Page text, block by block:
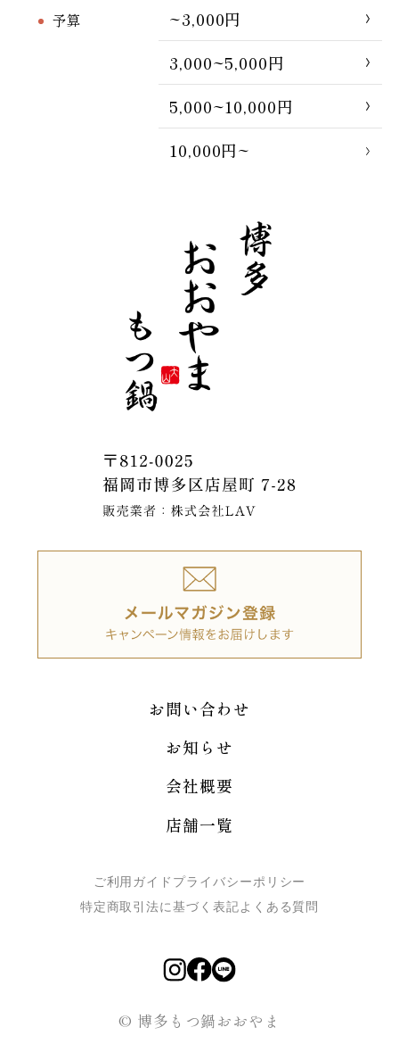
予算
~3,000円
3,000~5,000円
5,000~10,000円
10,000円~
お問い合わせ
お知らせ
会社概要
店舗一覧
ご利用ガイド プライバシーポリシー
特定商取引法に基づく表記よくある質問
© 博多もつ鍋おおやま